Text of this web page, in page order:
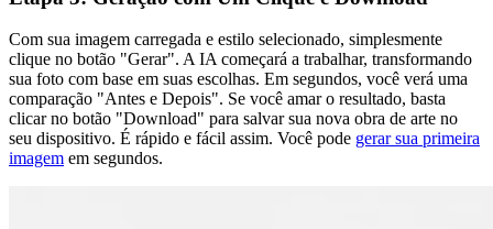
Com sua imagem carregada e estilo selecionado, simplesmente
clique no botão "Gerar". A IA começará a trabalhar, transformando
sua foto com base em suas escolhas. Em segundos, você verá uma
comparação "Antes e Depois". Se você amar o resultado, basta
clicar no botão "Download" para salvar sua nova obra de arte no
seu dispositivo. É rápido e fácil assim. Você pode gerar sua primeira
imagem em segundos.